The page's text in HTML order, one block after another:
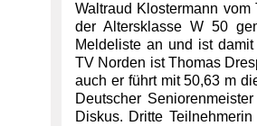
Waltraud Klostermann
der Altersklasse W 50
Meldeliste an und ist
TV Norden ist Thomas
auch er führt mit 50,63 m
Deutscher
Diskus. Dritte